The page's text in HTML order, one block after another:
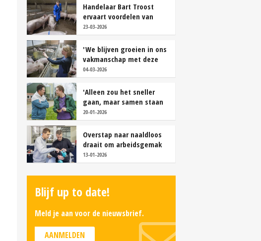
Handelaar Bart Troost
ervaart voordelen van
coöperatieve voerfusie
23-03-2026
'We blijven groeien in ons
vakmanschap met deze
teamaanpak'
04-03-2026
'Alleen zou het sneller
gaan, maar samen staan
we stukken sterker'
20-01-2026
Overstap naar naaldloos
draait om arbeidsgemak
en diervriendelijkheid
13-01-2026
Blijf up to date!
Meld je aan voor de nieuwsbrief.
AANMELDEN